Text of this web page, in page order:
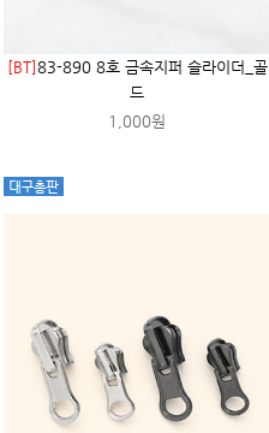
[BT]83-890 8호 금속지퍼 슬라이더_골
드
1,000원